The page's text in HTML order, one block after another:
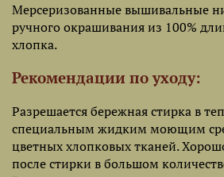
Мерсеризованные вышивальные
ручного окрашивания из 100%
хлопка.
Рекомендации по уходу:
Разрешается бережная стирка в
специальным жидким моющим
цветных хлопковых тканей.
после стирки в большом